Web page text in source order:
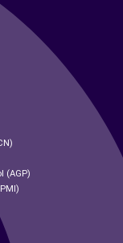
(AGP)